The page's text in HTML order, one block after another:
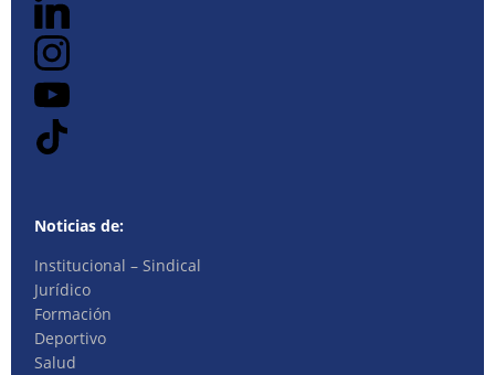
Noticias de:
Institucional – Sindical
Jurídico
Formación
Deportivo
Salud